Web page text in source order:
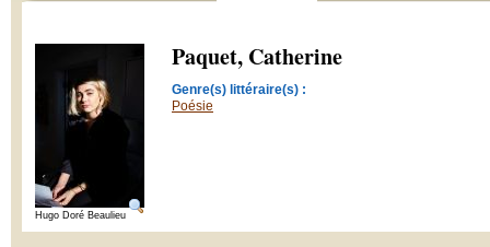
Hugo Doré Beaulieu
Paquet, Catherine
Genre(s) littéraire(s) :
Poésie